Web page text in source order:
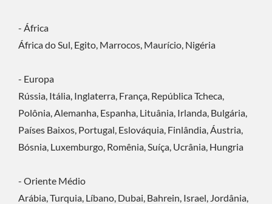
- África
África do Sul, Egito, Marrocos, Maurício, Nigéria
- Europa
Rússia, Itália, Inglaterra, França, República Tcheca,
Polônia, Alemanha, Espanha, Lituânia, Irlanda, Bulgária,
Países Baixos, Portugal, Eslováquia, Finlândia, Áustria,
Bósnia, Luxemburgo, Romênia, Suíça, Ucrânia, Hungria
- Oriente Médio
Arábia, Turquia, Líbano, Dubai, Bahrein, Israel, Jordânia,